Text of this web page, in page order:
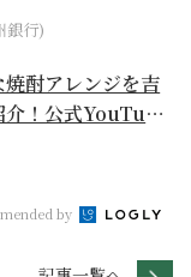
銀行)
酎アレンジを吉
！公式YouTube
by